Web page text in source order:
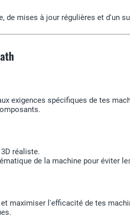
de mises à jour régulières et d'un
exigences spécifiques de tes
réaliste.
de la machine pour éviter
maximiser l'efficacité de tes